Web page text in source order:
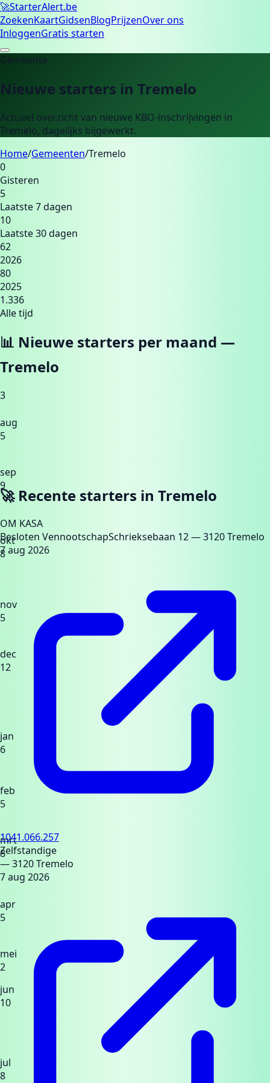
🚀StarterAlert.be
ZoekenKaartGidsenBlogPrijzenOver ons
InloggenGratis starten
Gemeente
Nieuwe starters in Tremelo
Actueel overzicht van nieuwe KBO-inschrijvingen in
Tremelo, dagelijks bijgewerkt.
Home/Gemeenten/Tremelo
0
Gisteren
5
Laatste 7 dagen
10
Laatste 30 dagen
62
2026
80
2025
1.336
Alle tijd
📊 Nieuwe starters per maand —
Tremelo
3
aug
5
sep
9
okt
8
nov
5
dec
12
jan
6
feb
5
mrt
8
apr
5
mei
2
jun
10
jul
8
🚀 Recente starters in Tremelo
OM KASA
Besloten VennootschapSchrieksebaan 12— 3120 Tremelo
7 aug 2026
1041.066.257
Zelfstandige
— 3120 Tremelo
7 aug 2026